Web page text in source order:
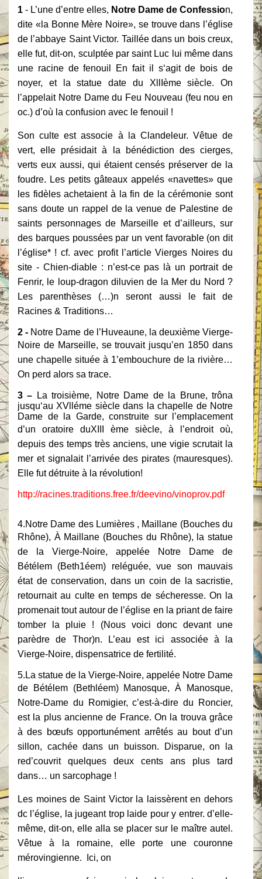
1 - L’une d’entre elles, Notre Dame de Confession,
dite «la Bonne Mère Noire», se trouve dans l’église
de l’abbaye Saint Victor. Taillée dans un bois creux,
elle fut, dit-on, sculptée par saint Luc lui même dans
une racine de fenouil En fait il s‘agit de bois de
noyer, et la statue date du XllIème siècle. On
l’appelait Notre Dame du Feu Nouveau (feu nou en
oc.) d’où la confusion avec le fenouil !
Son culte est associe à la Clandeleur. Vêtue de
vert, elle présidait à la bénédiction des cierges,
verts eux aussi, qui étaient censés préserver de la
foudre. Les petits gâteaux appelés «navettes» que
les fidèles achetaient à la fin de la cérémonie sont
sans doute un rappel de la venue de Palestine de
saints personnages de Marseille etd’ailleurs, sur
des barques poussées par un vent favorable (on dit
l’église* ! cf. avec profit l’article Vierges Noires du
site - Chien-diable : n’est-ce pas là un portrait de
Fenrir, le loup-dragon diluvien de la Mer du Nord ?
Les parenthèses (…)n seront aussi le fait de
Racines & Traditions…
2 - Notre Dame de l’Huveaune, la deuxième Vierge-
Noire de Marseille, se trouvait jusqu’en 1850 dans
une chapelle située à 1’embouchure de la rivière…
On perd alors sa trace.
3 – La troisième, Notre Dame de la Brune, trôna
jusqu‘au XVlléme siècle dans la chapelle de Notre
Dame de la Garde, construite sur l’emplacement
d’un oratoire duXIII ème siècle, à l’endroit où,
depuis des temps très anciens, une vigie scrutait la
mer et signalait l’arrivée des pirates (mauresques).
Elle fut détruite à la révolution!
http://racines.traditions.free.fr/deevino/vinoprov.pdf
4.Notre Dame des Lumières , Maillane (Bouches du
Rhône), À Maillane (Bouches du Rhône), la statue
de la Vierge-Noire, appelée Notre
Dame de
Bétélem (Beth1éem) reléguée, vue son mauvais
état de conservation, dans un coin de la sacristie,
retournait au culte en temps de sécheresse. On la
promenait toutautour de l’église en la priant de faire
tomber la pluie ! (Nous voici donc devant une
parèdre de Thor)n. L’eau est ici associée à la
Vierge-Noire, dispensatrice de fertilité.
5.La statue de la Vierge-Noire, appelée Notre Dame
de Bétélem (Bethléem) Manosque,À Manosque,
Notre-Dame du Romigier, c’est-à-dire du Roncier,
est la plus ancienne de France. On la trouva grâce
à des bœufs opportunément arrêtés au bout d’un
sillon, cachée dans un buisson. Disparue, on la
red’couvrit quelques deux cents ans plus tard
dans… un sarcophage !
Les moines de Saint Victor la laissèrent en dehors
dc l’église, la jugeant trop laide pour y entrer. d’elle-
même, dit-on, elle alla se placer sur le maître autel.
Vêtue à la romaine, elle porte une couronne
mérovingienne. Ici, on